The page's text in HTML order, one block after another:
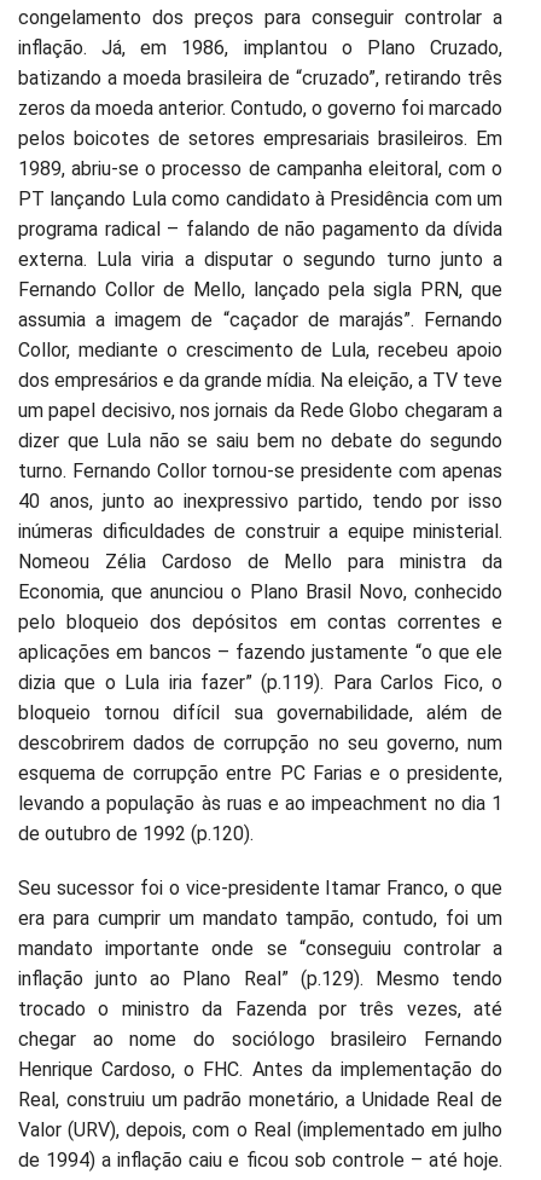
congelamento dos preços para conseguir controlar a
inflação. Já, em 1986, implantou o Plano Cruzado,
batizando a moeda brasileira de “cruzado”, retirando três
zeros da moeda anterior. Contudo, o governo foi marcado
pelos boicotes de setores empresariais brasileiros. Em
1989, abriu-se o processo de campanha eleitoral, com o
PT lançando Lula como candidato à Presidência com um
programa radical – falando de não pagamento da dívida
externa. Lula viria a disputar o segundo turno junto a
Fernando Collor de Mello, lançado pela sigla PRN, que
assumia a imagem de “caçador de marajás”. Fernando
Collor, mediante o crescimento de Lula, recebeu apoio
dos empresários e da grande mídia. Na eleição, a TV teve
um papel decisivo, nos jornais da Rede Globo chegaram a
dizer que Lula não se saiu bem no debate do segundo
turno. Fernando Collor tornou-se presidente com apenas
40 anos, junto ao inexpressivo partido, tendo por isso
inúmeras dificuldades de construir a equipe ministerial.
Nomeou Zélia Cardoso de Mello para ministra da
Economia, que anunciou o Plano Brasil Novo, conhecido
pelo bloqueio dos depósitos em contas correntes e
aplicações em bancos – fazendo justamente “o que ele
dizia que o Lula iria fazer” (p.119). Para Carlos Fico, o
bloqueio tornou difícil sua governabilidade, além de
descobrirem dados de corrupção no seu governo, num
esquema de corrupção entre PC Farias e o presidente,
levando a população às ruas e ao impeachment no dia 1
de outubro de 1992 (p.120).
Seu sucessor foi o vice-presidente Itamar Franco, o que
era para cumprir um mandato tampão, contudo, foi um
mandato importante onde se “conseguiu controlar a
inflação junto ao Plano Real” (p.129). Mesmo tendo
trocado o ministro da Fazenda por três vezes, até
chegar ao nome do sociólogo brasileiro Fernando
Henrique Cardoso, o FHC. Antes da implementação do
Real, construiu um padrão monetário, a Unidade Real de
Valor (URV), depois, com o Real (implementado em julho
de 1994) a inflação caiu e ficou sob controle – até hoje.